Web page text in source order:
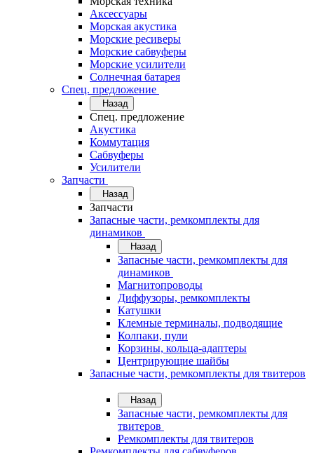
Аксессуары
Морская акустика
Морские ресиверы
Морские сабвуферы
Морские усилители
Солнечная батарея
Спец. предложение
Назад
Спец. предложение
Акустика
Коммутация
Сабвуферы
Усилители
Запчасти
Назад
Запчасти
Запасные части, ремкомплекты для
динамиков
Назад
Запасные части, ремкомплекты для
динамиков
Магнитопроводы
Диффузоры, ремкомплекты
Катушки
Клемные терминалы, подводящие
Колпаки, пули
Корзины, кольца-адаптеры
Центрирующие шайбы
Запасные части, ремкомплекты для твитеров
Назад
Запасные части, ремкомплекты для
твитеров
Ремкомплекты для твитеров